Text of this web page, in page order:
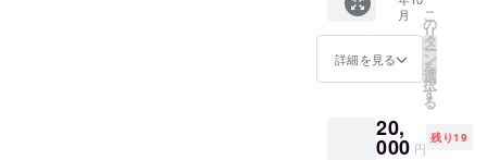
能 他
・サ
ポート
メー
― 週1
上、サ
ポート
― 坂
戸先
生・認
定講師
が治療
を毎日
配信 ・
認定院
として
登録。
その
他、大
田林市
でも緩
消法の
く治療
家に生
転換さ
せた渡
氏と坂
戸先生
の対談
市瀬谷
区で開
定院を
営む。
けで治
療家に
実践
し、自
治した
こと
多くの
人に
夫。良
くなる
から」
の一言
し、緩
消法を
した経
歴の持
ち主。
医師と
考えて
いた整
知る人
ぞ知
る、坂
戸先生
は栄養
よる高
校中退
月
詳細を見る
こ
の
リ
タ
ー
ン
を
選
択
す
る
20,
000 円
残り19